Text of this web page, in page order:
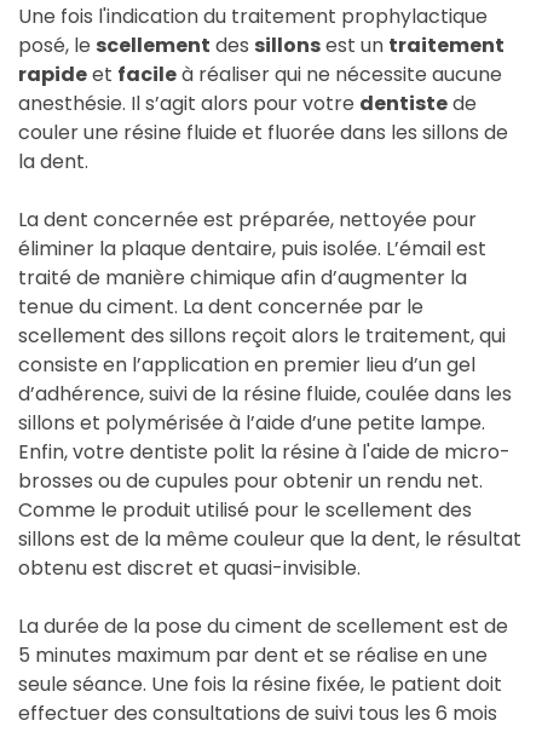
Une fois l'indication du traitement prophylactique
posé, le scellement des sillonsest un traitement
rapideet facileà réaliser qui ne nécessite aucune
anesthésie. Il s’agit alors pour votre dentistede
couler une résine fluide et fluorée dans les sillons de
la dent.
La dent concernée est préparée, nettoyée pour
éliminer la plaque dentaire, puis isolée. L’émail est
traité de manière chimique afin d’augmenter la
tenue du ciment. La dent concernée par le
scellement des sillons reçoit alors le traitement, qui
consiste en l’application en premier lieu d’un gel
d’adhérence, suivi de la résine fluide, coulée dans les
sillons et polymérisée à l’aide d’une petite lampe.
Enfin, votre dentiste polit la résine à l'aide de micro-
brosses ou de cupules pour obtenir un rendu net.
Comme le produit utilisé pour le scellement des
sillons est de la même couleur que la dent, le résultat
obtenu est discret et quasi-invisible.
La durée de la pose du ciment de scellement est de
5 minutes maximum par dent et se réalise en une
seule séance. Une fois la résine fixée, le patient doit
effectuer des consultations de suivi tous les 6 mois